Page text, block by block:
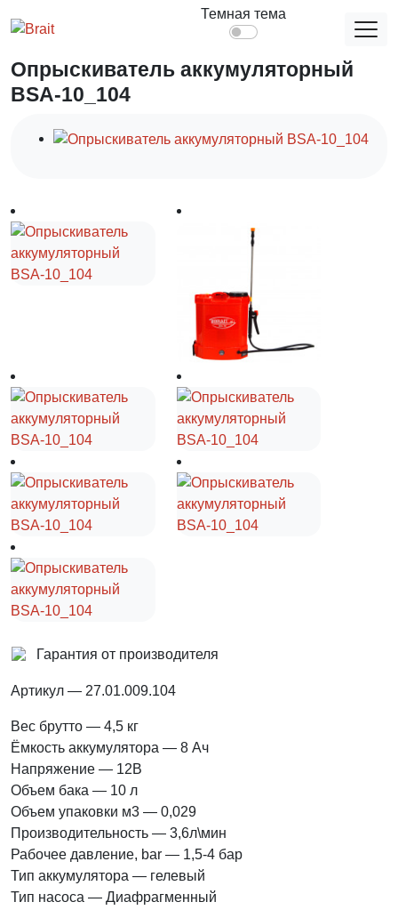
Темная тема
Садовое оборудование
Опрыскиватели
Опрыскиватель аккумуляторный BSA-10_104
Опрыскиватель аккумуляторный
BSA-10_104
Гарантия от производителя
Артикул — 27.01.009.104
Вес брутто — 4,5 кг
Ёмкость аккумулятора — 8 Ач
Напряжение — 12В
Объем бака — 10 л
Объем упаковки м3 — 0,029
Производительность — 3,6л\мин
Рабочее давление, bar — 1,5-4 бар
Тип аккумулятора — гелевый
Тип насоса — Диафрагменный